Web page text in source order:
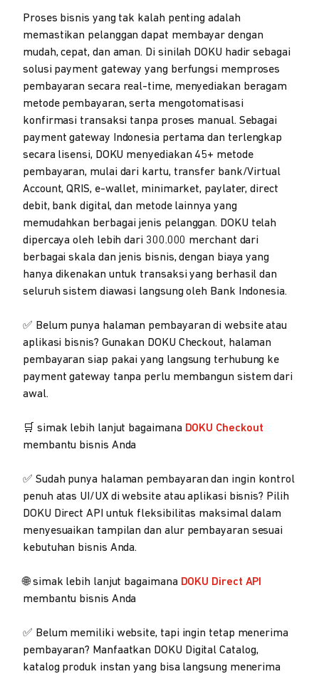
Proses bisnis yang tak kalah penting adalah
memastikan pelanggan dapat membayar dengan
mudah, cepat, dan aman. Di sinilah DOKU hadir sebagai
solusi payment gateway yang berfungsi memproses
pembayaran secara real-time, menyediakan beragam
metode pembayaran, serta mengotomatisasi
konfirmasi transaksi tanpa proses manual. Sebagai
payment gateway Indonesia pertama dan terlengkap
secara lisensi, DOKU menyediakan 45+ metode
pembayaran, mulai dari kartu, transfer bank/Virtual
Account, QRIS, e-wallet, minimarket, paylater, direct
debit, bank digital, dan metode lainnya yang
memudahkan berbagai jenis pelanggan. DOKU telah
dipercaya oleh lebih dari 300.000 merchant dari
berbagai skala dan jenis bisnis, dengan biaya yang
hanya dikenakan untuk transaksi yang berhasil dan
seluruh sistem diawasi langsung oleh Bank Indonesia.
✅ Belum punya halaman pembayaran di website atau
aplikasi bisnis? Gunakan DOKU Checkout, halaman
pembayaran siap pakai yang langsung terhubung ke
payment gateway tanpa perlu membangun sistem dari
awal.
🛒 simak lebih lanjut bagaimana DOKU Checkout
membantu bisnis Anda
✅ Sudah punya halaman pembayaran dan ingin kontrol
penuh atas UI/UX di website atau aplikasi bisnis? Pilih
DOKU Direct API untuk fleksibilitas maksimal dalam
menyesuaikan tampilan dan alur pembayaran sesuai
kebutuhan bisnis Anda.
🌐 simak lebih lanjut bagaimana DOKU Direct API
membantu bisnis Anda
✅ Belum memiliki website, tapi ingin tetap menerima
pembayaran? Manfaatkan DOKU Digital Catalog,
katalog produk instan yang bisa langsung menerima